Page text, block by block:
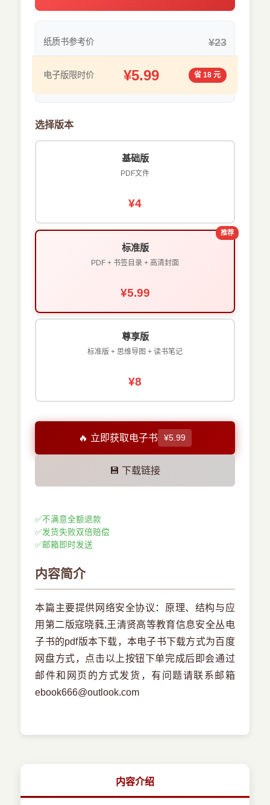
纸质书参考价 ¥23
电子版限时价 ¥5.99 省 18 元
选择版本
基础版
PDF文件
¥4
推荐
标准版
PDF + 书签目录 + 高清封面
¥5.99
尊享版
标准版 + 思维导图 + 读书笔记
¥8
🔥 立即获取电子书 ¥5.99
💾 下载链接
✅不满意全额退款
✅发货失败双倍赔偿
✅邮箱即时发送
内容简介
本篇主要提供网络安全协议：原理、结构与应
用第二版寇晓蕤,王清贤高等教育信息安全丛电
子书的pdf版本下载，本电子书下载方式为百度
网盘方式，点击以上按钮下单完成后即会通过
邮件和网页的方式发货，有问题请联系邮箱
ebook666@outlook.com
内容介绍